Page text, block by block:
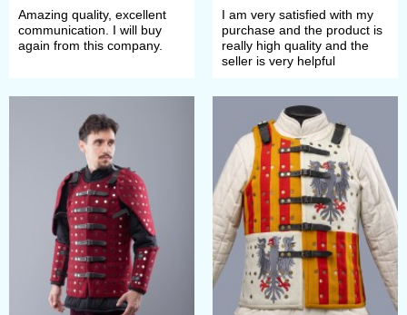
Amazing quality, excellent
communication. I will buy
again from this company.
I am very satisfied with my
purchase and the product is
really high quality and the
seller is very helpful